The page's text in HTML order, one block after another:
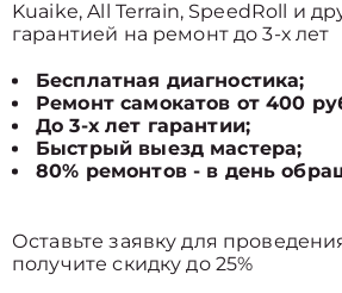
Kuaike, All Terrain, SpeedRoll и
гарантией на ремонт до 3-х лет
Бесплатная диагностика;
Ремонт самокатов от 400
До 3-х лет гарантии;
Быстрый выезд мастера;
80% ремонтов - в день
Оставьте заявку для
получите скидку до 25%